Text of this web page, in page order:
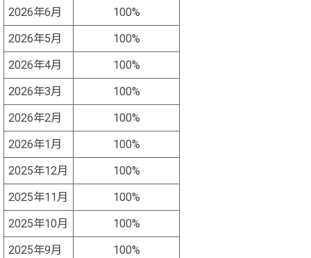
2026年6月
100%
2026年5月
100%
2026年4月
100%
2026年3月
100%
2026年2月
100%
2026年1月
100%
2025年12月
100%
2025年11月
100%
2025年10月
100%
2025年9月
100%